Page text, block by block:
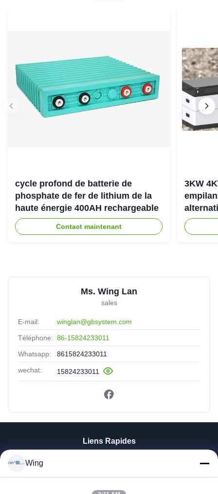
cycle profond de batterie de
phosphate de fer de lithium de la
haute énergie 400AH rechargeable
Contact maintenant
3KW
Ms. Wing Lan
sales
E-mail: winglan@gbsystem.com
Téléphone: 86-15824233011
Whatsapp: 8615824233011
wechat: 15824233011
Liens Rapides
Wing